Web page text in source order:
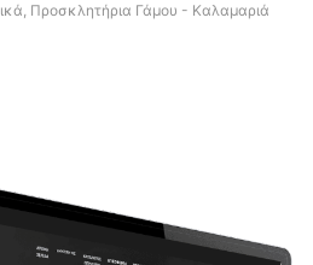
Προσκλητήρια Γάμου - Καλαμαριά